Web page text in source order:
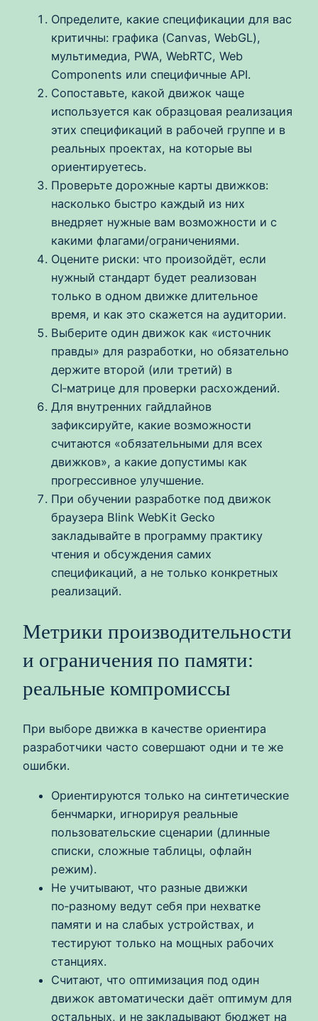
Определите, какие спецификации для вас
критичны: графика (Canvas, WebGL),
мультимедиа, PWA, WebRTC, Web
Components или специфичные API.
Сопоставьте, какой движок чаще
используется как образцовая реализация
этих спецификаций в рабочей группе и в
реальных проектах, на которые вы
ориентируетесь.
Проверьте дорожные карты движков:
насколько быстро каждый из них
внедряет нужные вам возможности и с
какими флагами/ограничениями.
Оцените риски: что произойдёт, если
нужный стандарт будет реализован
только в одном движке длительное
время, и как это скажется на аудитории.
Выберите один движок как «источник
правды» для разработки, но обязательно
держите второй (или третий) в
CI‑матрице для проверки расхождений.
Для внутренних гайдлайнов
зафиксируйте, какие возможности
считаются «обязательными для всех
движков», а какие допустимы как
прогрессивное улучшение.
При обучении разработке под движок
браузера Blink WebKit Gecko
закладывайте в программу практику
чтения и обсуждения самих
спецификаций, а не только конкретных
реализаций.
Метрики производительности
и ограничения по памяти:
реальные компромиссы
При выборе движка в качестве ориентира
разработчики часто совершают одни и те же
ошибки.
Ориентируются только на синтетические
бенчмарки, игнорируя реальные
пользовательские сценарии (длинные
списки, сложные таблицы, офлайн
режим).
Не учитывают, что разные движки
по‑разному ведут себя при нехватке
памяти и на слабых устройствах, и
тестируют только на мощных рабочих
станциях.
Считают, что оптимизация под один
движок автоматически даёт оптимум для
остальных, и не закладывают бюджет на